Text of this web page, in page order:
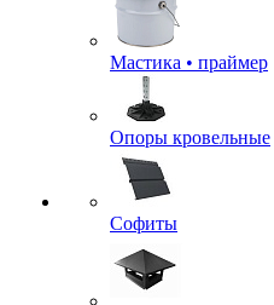
Мастика • праймер
Опоры кровельные
Софиты